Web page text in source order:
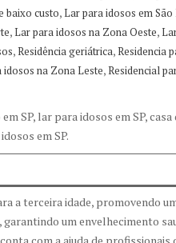
baixo custo,Lar para idosos em São
,Lar para idosos na Zona Oeste,
,Residência geriátrica,Residencia
idosos na Zona Leste,Residencial
SP, lar para idosos em SP,
em SP.
a terceira idade, promovendo
um envelhecimento
com a ajuda de profissionais